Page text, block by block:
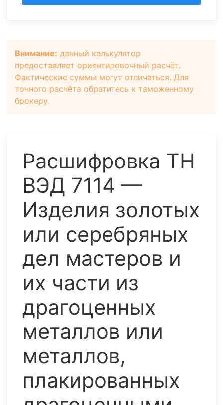
Внимание: данный калькулятор
предоставляет ориентировочный расчёт.
Фактические суммы могут отличаться. Для
точного расчёта обратитесь к таможенному
брокеру.
Расшифровка ТН
ВЭД 7114 —
Изделия золотых
или серебряных
дел мастеров и
их части из
драгоценных
металлов или
металлов,
плакированных